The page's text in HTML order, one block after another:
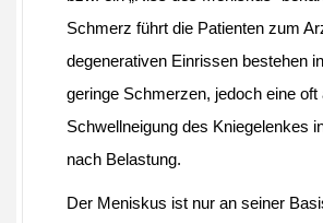
Schmerz führt die Patienten zum
degenerativen Einrissen bestehen
geringe Schmerzen, jedoch eine oft
Schwellneigung des Kniegelenkes
nach Belastung.
Der Meniskus ist nur an seiner